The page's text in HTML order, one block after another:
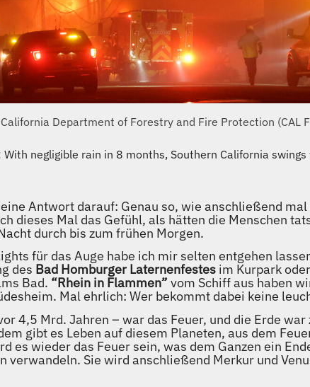
Department of Forestry and Fire Protection (CAL
With negligible rain in 8 months, Southern California
Antwort darauf: Genau so, wie anschließend
dieses Mal das Gefühl, als hätten die Menschen
durch bis zum frühen Morgen.
für das Auge habe ich mir selten entgehen
des Bad Homburger Laternenfestes im Kurpark
Bad. “Rhein in Flammen” vom Schiff aus haben
Mal ehrlich: Wer bekommt dabei keine
4,5 Mrd. Jahren – war das Feuer, und die Erde
gibt es Leben auf diesem Planeten, aus dem
es wieder das Feuer sein, was dem Ganzen ein
verwandeln. Sie wird anschließend Merkur und